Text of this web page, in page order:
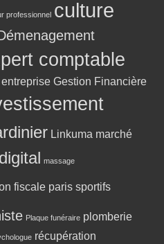
professionnel culture
comptable
Gestion Financière
Linkuma marché
massage
fiscale paris sportifs
Plaque funéraire plomberie
récupération